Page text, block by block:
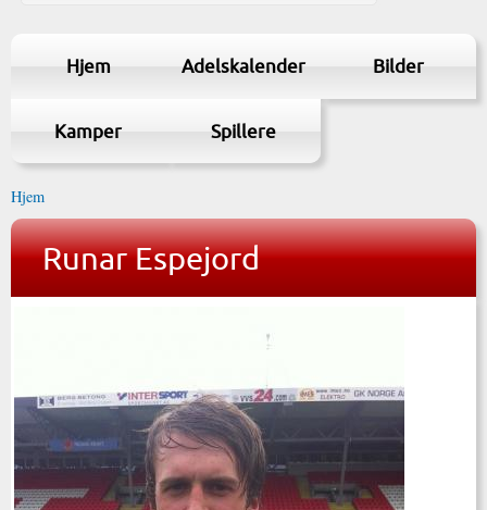
Hjem Adelskalender Bilder
Kamper Spillere
Hjem
Runar Espejord